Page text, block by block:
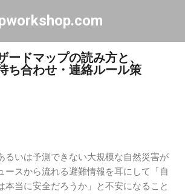
してメイン コンテンツに移動
ードマップの読み方と、
ち合わせ・連絡ルール策
るいは予測できない大規模な自然災害が
ースから流れる避難情報を耳にして「自
本当に安全だろうか」と不安になること